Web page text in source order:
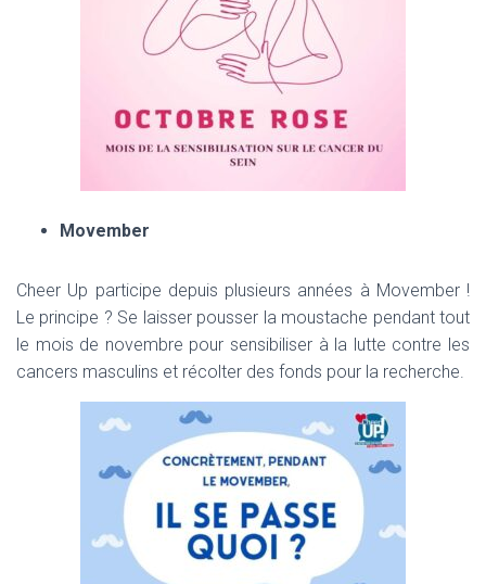
Movember
Cheer Up participe depuis plusieurs années à Movember !
Le principe ? Se laisser pousser la moustache pendant tout
le mois de novembre pour sensibiliser à la lutte contre les
cancers masculins et récolter des fonds pour la recherche.